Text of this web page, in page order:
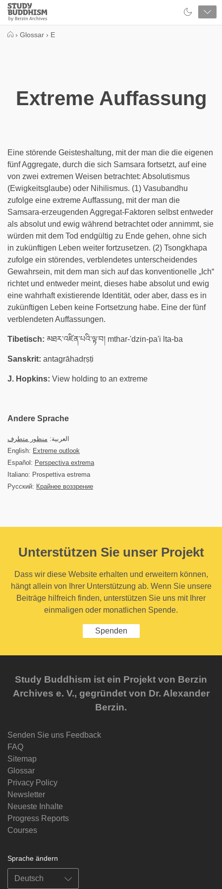
Close
Study
Buddhism
› Glossar › E
Extreme Auffassung
Eine störende Geisteshaltung, mit der man die die eigenen
fünf Aggregate, durch die sich Samsara fortsetzt, auf eine
von zwei extremen Weisen betrachtet: Absolutismus
(Ewigkeitsglaube) oder Nihilismus. (1) Vasubandhu
zufolge eine extreme Auffassung, mit der man die
Samsara-erzeugenden Aggregat-Faktoren selbst entweder
als absolut und ewig während betrachtet oder annimmt, sie
würden mit dem Tod endgültig zu Ende gehen, ohne sich
in zukünftigen Leben weiter fortzusetzen. (2) Tsongkhapa
zufolge ein störendes, verblendetes unterscheidendes
Gewahrsein, mit dem man sich auf das konventionelle „Ich“
richtet und entweder meint, dieses habe absolut und ewig
eine wahrhaft existierende Identität, oder aber, dass es in
zukünftigen Leben keine Fortsetzung habe. Eine der fünf
verblendeten Auffassungen.
Tibetisch: མཐར་འཛིན་པའི་ལྟ་བ། mthar-'dzin-pa'i lta-ba
Sanskrit: antagrāhadṛṣṭi
J. Hopkins: View holding to an extreme
Andere Sprache
العربية: منظور متطرف
English: Extreme outlook
Español: Perspectiva extrema
Italiano: Prospettiva estrema
Русский: Крайнее воззрение
Unterstützen Sie unser Projekt
Dass wir diese Website erhalten und erweitern können,
hängt allein von Ihrer Unterstützung ab. Wenn Sie unsere
Beiträge hilfreich finden, unterstützen Sie uns mit Ihrer
einmaligen oder monatlichen Spende.
Spenden
Study Buddhism ist ein Projekt von Berzin
Archives e. V., gegründet von Dr. Alexander
Berzin.
Senden Sie uns Feedback
FAQ
Sitemap
Glossar
Privacy Policy
Newsletter
Neueste Inhalte
Progress Reports
Courses
Sprache ändern